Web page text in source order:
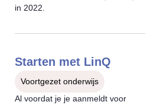
in 2022.
Starten met LinQ
Voortgezet onderwijs
Al voordat je je aanmeldt voor